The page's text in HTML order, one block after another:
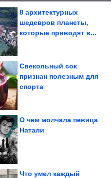
В Ростове-на-Дону
автомобилем....
8 архитектурных
шедевров планеты,
которые приводят в...
Свекольный сок
признан полезным для
спорта
О чем молчала певица
Натали
Что умел каждый